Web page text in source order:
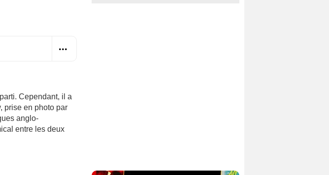
Cependant, il a
prise en photo par
anglo-
entre les deux